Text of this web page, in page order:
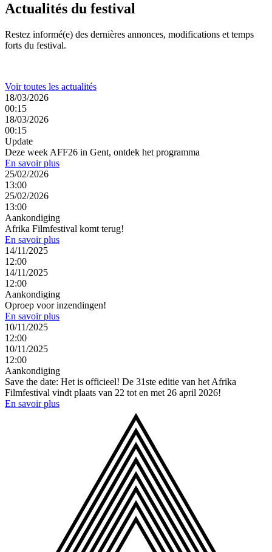
Actualités du festival
Restez informé(e) des dernières annonces, modifications et temps
forts du festival.
Voir toutes les actualités
18/03/2026
00:15
18/03/2026
00:15
Update
Deze week AFF26 in Gent, ontdek het programma
En savoir plus
25/02/2026
13:00
25/02/2026
13:00
Aankondiging
Afrika Filmfestival komt terug!
En savoir plus
14/11/2025
12:00
14/11/2025
12:00
Aankondiging
Oproep voor inzendingen!
En savoir plus
10/11/2025
12:00
10/11/2025
12:00
Aankondiging
Save the date: Het is officieel! De 31ste editie van het Afrika
Filmfestival vindt plaats van 22 tot en met 26 april 2026!
En savoir plus